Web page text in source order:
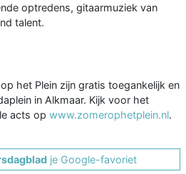
optredens, gitaarmuziek van
talent.
het Plein zijn gratis toegankelijk en
in Alkmaar. Kijk voor het
acts op www.zomerophetplein.nl.
je Google-favoriet